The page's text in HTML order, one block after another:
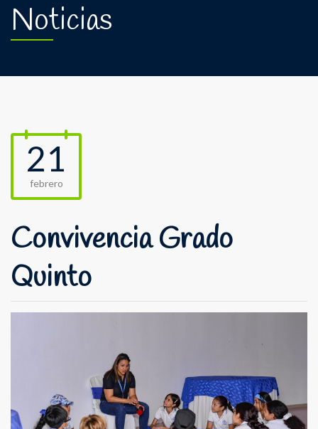
Noticias
21
febrero
Convivencia Grado
Quinto